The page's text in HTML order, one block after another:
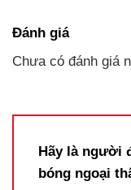
Đánh giá
Chưa có đánh giá
Hãy là người
bóng ngoại